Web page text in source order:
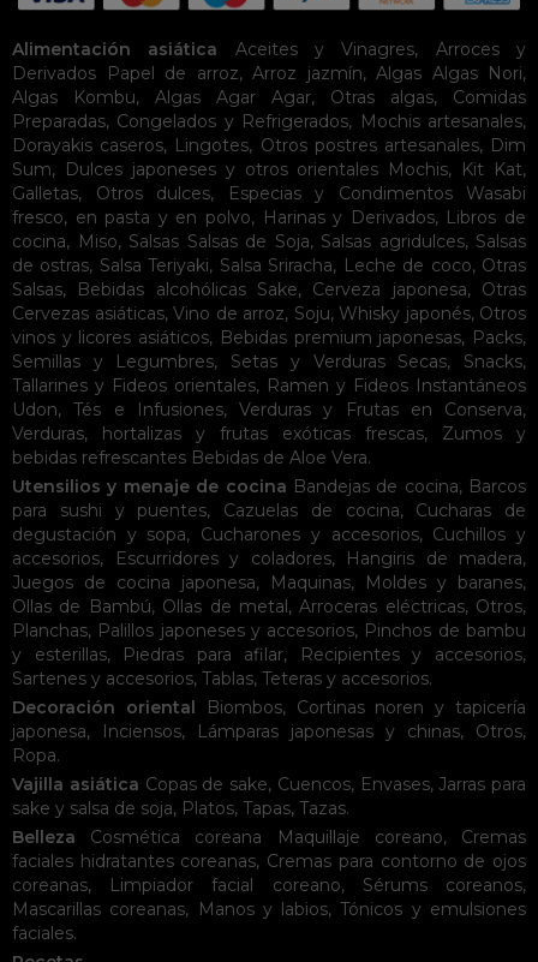
Alimentación asiática Aceites y Vinagres, Arroces y
Derivados
Papel de arroz, Arroz jazmín, Algas Algas Nori,
Algas Kombu, Algas Agar Agar, Otras algas, Comidas
Preparadas, Congelados y Refrigerados, Mochis artesanales,
Dorayakis caseros, Lingotes, Otros postres artesanales, Dim
Sum, Dulces japoneses y otros orientales Mochis, Kit Kat,
Galletas, Otros dulces, Especias y Condimentos
Wasabi
fresco, en pasta y en polvo, Harinas y Derivados, Libros de
cocina, Miso, Salsas Salsas de Soja, Salsas agridulces, Salsas
de ostras, Salsa Teriyaki, Salsa Sriracha, Leche de coco, Otras
Salsas, Bebidas alcohólicas Sake, Cerveza japonesa, Otras
Cervezas asiáticas, Vino de arroz, Soju, Whisky japonés, Otros
vinos y licores asiáticos, Bebidas premium japonesas, Packs,
Semillas y Legumbres, Setas y Verduras Secas, Snacks,
Tallarines y Fideos orientales, Ramen y Fideos Instantáneos
Udon,Tés e Infusiones, Verduras y Frutas en Conserva,
Verduras, hortalizas y frutas exóticas frescas, Zumos y
bebidas refrescantes Bebidas de Aloe Vera.
Utensilios y menaje de cocina Bandejas de cocina, Barcos
para sushi y puentes, Cazuelas de cocina, Cucharas de
degustación y sopa, Cucharones y accesorios, Cuchillos y
accesorios, Escurridores y coladores, Hangiris de madera,
Juegos de cocina japonesa, Maquinas, Moldes y baranes,
Ollas de Bambú, Ollas de metal,Arroceras eléctricas, Otros,
Planchas, Palillos japoneses y accesorios, Pinchos de bambu
y esterillas, Piedras para afilar, Recipientes y accesorios,
Sartenes y accesorios, Tablas, Teteras y accesorios.
Decoración oriental
Biombos, Cortinas noren y tapicería
japonesa, Inciensos, Lámparas japonesas y chinas, Otros,
Ropa.
Vajilla asiática Copas de sake, Cuencos, Envases,Jarras para
sake y salsa de soja, Platos, Tapas, Tazas.
Belleza
Cosmética coreana Maquillaje coreano, Cremas
faciales hidratantes coreanas, Cremas para contorno de ojos
coreanas, Limpiador facial coreano, Sérums coreanos,
Mascarillas coreanas, Manos y labios,Tónicos y emulsiones
faciales.